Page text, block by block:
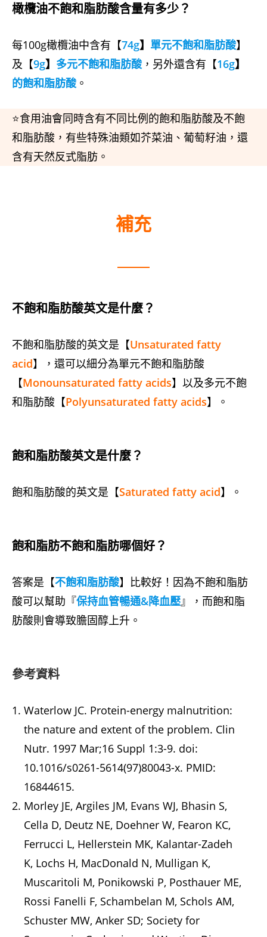
橄欖油不飽和脂肪酸含量有多少？
每100g橄欖油中含有【74g】 單元不飽和脂肪酸】
及【9g】 多元不飽和脂肪酸，另外還含有【16g】
的飽和脂肪酸。
⭐食用油會同時含有不同比例的飽和脂肪酸及不飽
和脂肪酸，有些特殊油類如芥菜油、葡萄籽油，還
含有天然反式脂肪。
補充
不飽和脂肪酸英文是什麼？
不飽和脂肪酸的英文是【Unsaturated fatty
acid】，還可以細分為單元不飽和脂肪酸
【Monounsaturated fatty acids】以及多元不飽
和脂肪酸【Polyunsaturated fatty acids】。
飽和脂肪酸英文是什麼？
飽和脂肪酸的英文是【Saturated fatty acid】。
飽和脂肪不飽和脂肪哪個好？
答案是【不飽和脂肪酸】比較好！因為不飽和脂肪
酸可以幫助『保持血管暢通&降血壓』，而飽和脂
肪酸則會導致膽固醇上升。
參考資料
Waterlow JC. Protein-energy malnutrition:
the nature and extent of the problem. Clin
Nutr. 1997 Mar;16 Suppl 1:3-9. doi:
10.1016/s0261-5614(97)80043-x. PMID:
16844615.
Morley JE, Argiles JM, Evans WJ, Bhasin S,
Cella D, Deutz NE, Doehner W, Fearon KC,
Ferrucci L, Hellerstein MK, Kalantar-Zadeh
K, Lochs H, MacDonald N, Mulligan K,
Muscaritoli M, Ponikowski P, Posthauer ME,
Rossi Fanelli F, Schambelan M, Schols AM,
Schuster MW, Anker SD; Society for